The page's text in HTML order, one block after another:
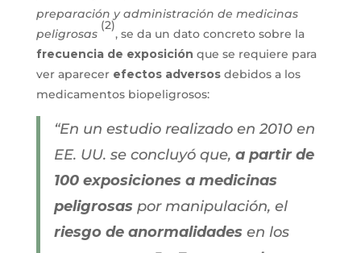
preparación y administración de medicinas
peligrosas
(2)
, se da un dato concreto sobre la
frecuencia de exposición que se requiere para
ver aparecer efectos adversosdebidos a los
medicamentos biopeligrosos:
“En un estudio realizado en 2010 en
EE. UU. se concluyó que,a partir de
100 exposiciones a medicinas
peligrosas por manipulación, el
riesgo de anormalidades en los